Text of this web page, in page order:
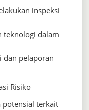
inspeksi
teknologi dalam
dan pelaporan
Risiko
potensial terkait